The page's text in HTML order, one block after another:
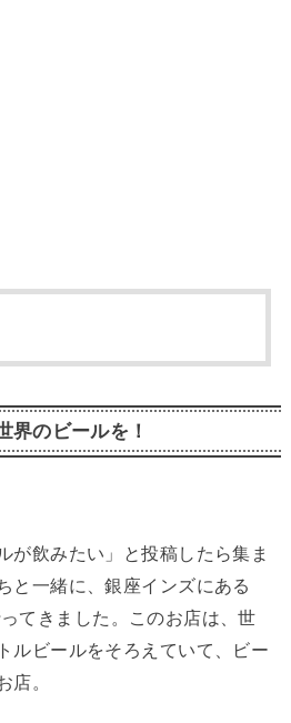
界のビールを！
が飲みたい」と投稿したら集ま
と一緒に、銀座インズにある
ってきました。このお店は、世
ルビールをそろえていて、ビー
店。